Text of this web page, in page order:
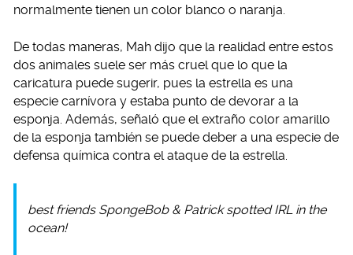
normalmente tienen un color blanco o naranja.
De todas maneras, Mah dijo que la realidad entre estos
dos animales suele ser más cruel que lo que la
caricatura puede sugerir, pues la estrella es una
especie carnívora y estaba punto de devorar a la
esponja. Además, señaló que el extraño color amarillo
de la esponja también se puede deber a una especie de
defensa química contra el ataque de la estrella.
best friends SpongeBob & Patrick spotted IRL in the
ocean!